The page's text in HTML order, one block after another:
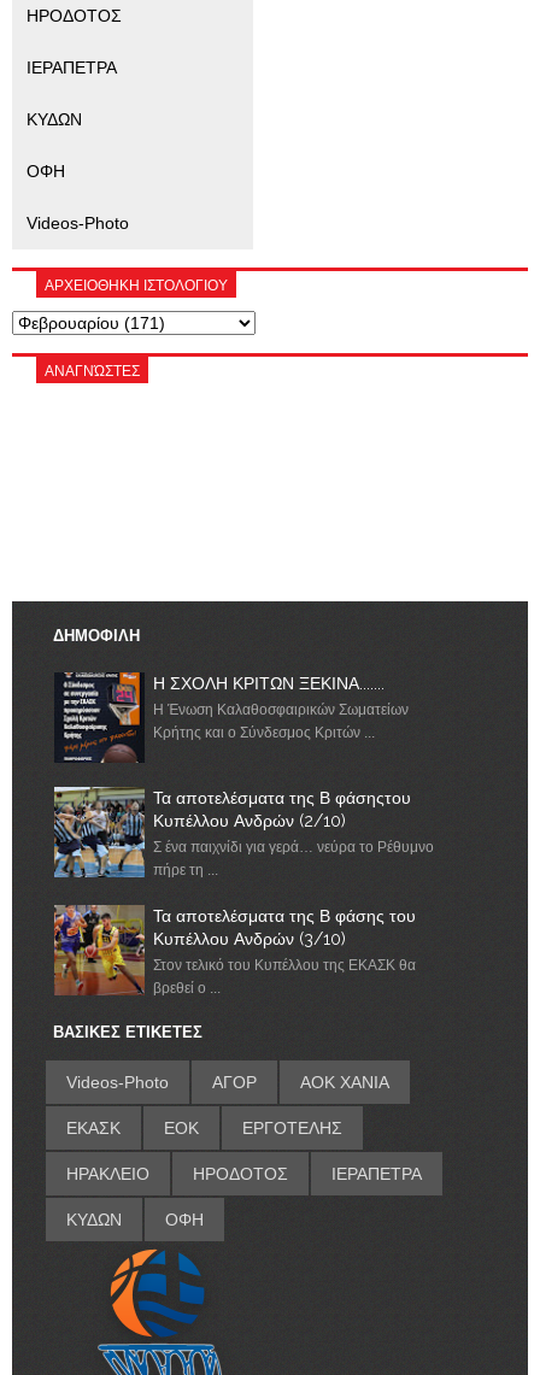
ΗΡΟΔΟΤΟΣ
ΙΕΡΑΠΕΤΡΑ
ΚΥΔΩΝ
ΟΦΗ
Videos-Photo
ΑΡΧΕΙΟΘΗΚΗ ΙΣΤΟΛΟΓΙΟΥ
ΑΝΑΓΝΏΣΤΕΣ
ΔΗΜΟΦΙΛΗ
Η ΣΧΟΛΗ ΚΡΙΤΩΝ ΞΕΚΙΝΑ.......
Η Ένωση Καλαθοσφαιρικών Σωματείων
Κρήτης και ο Σύνδεσμος Κριτών ...
Τα αποτελέσματα της Β φάσηςτου
Κυπέλλου Ανδρών (2/10)
Σ ένα παιχνίδι για γερά… νεύρα το Ρέθυμνο
πήρε τη ...
Τα αποτελέσματα της Β φάσης του
Κυπέλλου Ανδρών (3/10)
Στον τελικό του Κυπέλλου της ΕΚΑΣΚ θα
βρεθεί ο ...
ΒΑΣΙΚΕΣ ΕΤΙΚΕΤΕΣ
Videos-Photo ΑΓΟΡ ΑΟΚ ΧΑΝΙΑ
ΕΚΑΣΚ ΕΟΚ ΕΡΓΟΤΕΛΗΣ
ΗΡΑΚΛΕΙΟ ΗΡΟΔΟΤΟΣ ΙΕΡΑΠΕΤΡΑ
ΚΥΔΩΝ ΟΦΗ